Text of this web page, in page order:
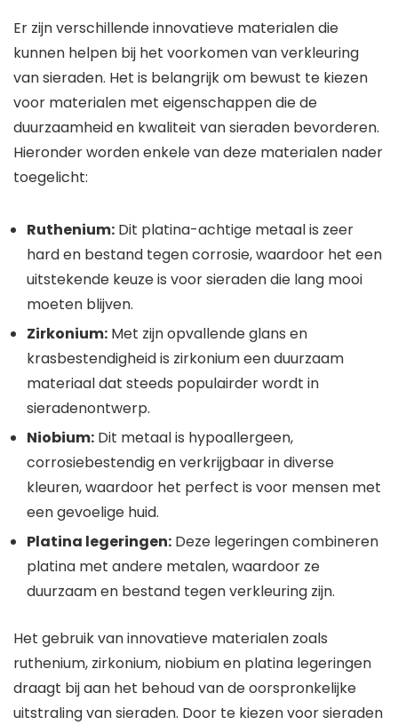
Er zijn verschillende innovatieve materialen die
kunnen helpen bij het voorkomen van verkleuring
van sieraden. Het is belangrijk om bewust te kiezen
voor materialen met eigenschappen die de
duurzaamheid en kwaliteit van sieraden bevorderen.
Hieronder worden enkele van deze materialen nader
toegelicht:
Ruthenium: Dit platina-achtige metaal is zeer
hard en bestand tegen corrosie, waardoor het een
uitstekende keuze is voor sieraden die lang mooi
moeten blijven.
Zirkonium: Met zijn opvallende glans en
krasbestendigheid is zirkonium een duurzaam
materiaal dat steeds populairder wordt in
sieradenontwerp.
Niobium: Dit metaal is hypoallergeen,
corrosiebestendig en verkrijgbaar in diverse
kleuren, waardoor het perfect is voor mensen met
een gevoelige huid.
Platina legeringen: Deze legeringen combineren
platina met andere metalen, waardoor ze
duurzaam en bestand tegen verkleuring zijn.
Het gebruik van innovatieve materialen zoals
ruthenium, zirkonium, niobium en platina legeringen
draagt bij aan het behoud van de oorspronkelijke
uitstraling van sieraden. Door te kiezen voor sieraden